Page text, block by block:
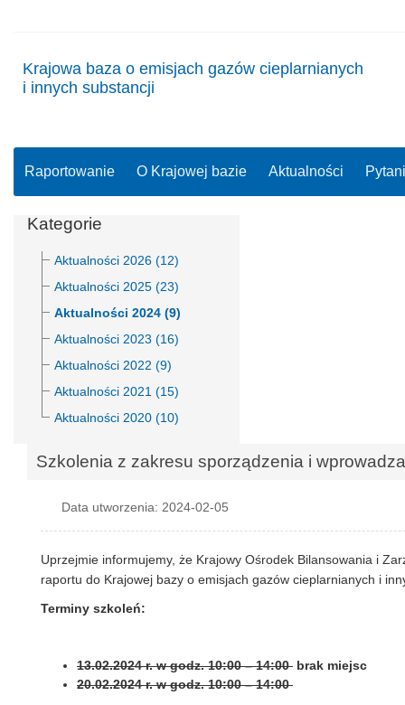
Krajowa baza o emisjach gazów cieplarnianych
i innych substancji
Raportowanie O Krajowej bazie Aktualności
Kategorie
Aktualności 2026 (12)
Aktualności 2025 (23)
Aktualności 2024 (9)
Aktualności 2023 (16)
Aktualności 2022 (9)
Aktualności 2021 (15)
Aktualności 2020 (10)
Szkolenia z zakresu sporządzenia i
Data utworzenia: 2024-02-05
Uprzejmie informujemy, że Krajowy Ośrodek Bilansowania i
raportu do Krajowej bazy o emisjach gazów cieplarnianych i
Terminy szkoleń:
13.02.2024 r. w godz. 10:00 – 14:00 brak miejsc
20.02.2024 r. w godz. 10:00 – 14:00